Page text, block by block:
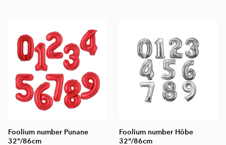
Foolium number Punane
32"/86cm
Foolium number Hõbe
32"/86cm